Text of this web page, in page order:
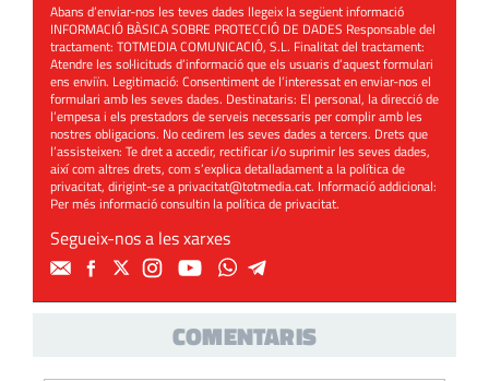
Abans d’enviar-nos les teves dades llegeix la següent informació
INFORMACIÓ BÀSICA SOBRE PROTECCIÓ DE DADES Responsable del
tractament: TOTMEDIA COMUNICACIÓ, S.L. Finalitat del tractament:
Atendre les sol·licituds d’informació que els usuaris d’aquest formulari
ens enviïn. Legitimació: Consentiment de l’interessat en enviar-nos el
formulari amb les seves dades. Destinataris: El personal, la direcció de
l’empesa i els prestadors de serveis necessaris per complir amb les
nostres obligacions. No cedirem les seves dades a tercers. Drets que
l’assisteixen: Te dret a accedir, rectificar i/o suprimir les seves dades,
així com altres drets, com s’explica detalladament a la política de
privacitat, dirigint-se aprivacitat@totmedia.cat. Informació addicional:
Per més informació consultin lapolítica de privacitat.
Segueix-nos a les xarxes
COMENTARIS